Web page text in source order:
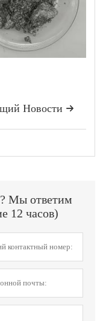

Hовости
Мы ответим
12 часов)